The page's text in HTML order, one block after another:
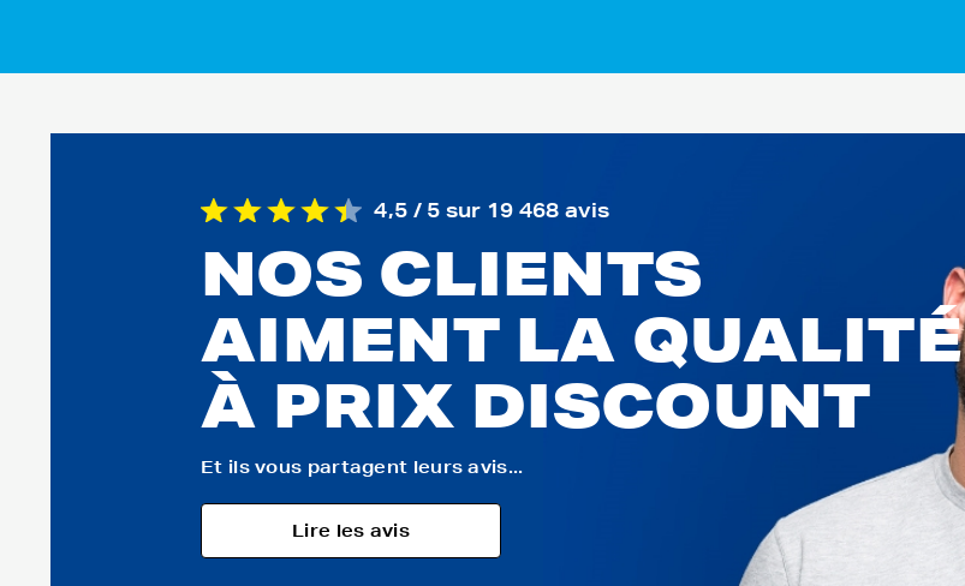
4,5 / 5 sur 19 468 avis
NOS CLIENTS
AIMENT LA QUALITÉ
À PRIX DISCOUNT
Et ils vous partagent leurs avis...
Lire les avis